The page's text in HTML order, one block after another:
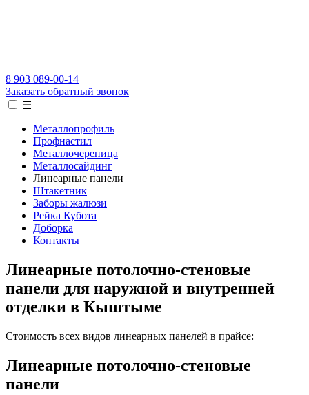
8 903 089-00-14
Заказать обратный звонок
☰
Металлопрофиль
Профнастил
Металлочерепица
Металлосайдинг
Линеарные панели
Штакетник
Заборы жалюзи
Рейка Кубота
Доборка
Контакты
Линеарные потолочно-стеновые
панели для наружной и внутренней
отделки в Кыштыме
Стоимость всех видов линеарных панелей в прайсе:
Линеарные потолочно-стеновые
панели